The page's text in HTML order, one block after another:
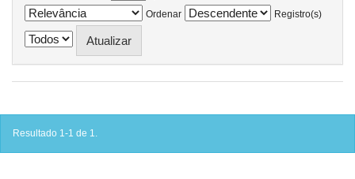
Ordenar
Registro(s)
Resultado 1-1 de 1.